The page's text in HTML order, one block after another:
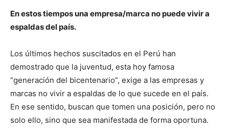
En estos tiempos una empresa/marca no puede vivir a
espaldas del país.
Los últimos hechos suscitados en el Perú han
demostrado que la juventud, esta hoy famosa
“generación del bicentenario”, exige a las empresas y
marcas no vivir a espaldas de lo que sucede en el país.
En ese sentido, buscan que tomen una posición, pero no
solo ello, sino que sea manifestada de forma oportuna.